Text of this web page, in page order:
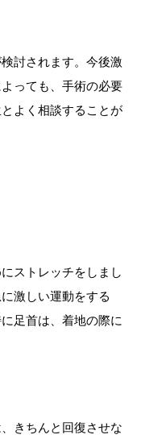
討されます。今後激
っても、手術の必要
よく相談することが
ストレッチをしまし
激しい運動をする
足首は、着地の際に
きちんと回復させな